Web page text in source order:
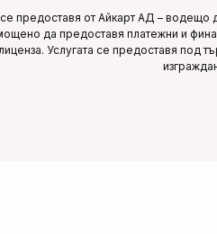
предоставя от Айкарт АД – водещо
да предоставя платежни и
Услугата се предоставя под